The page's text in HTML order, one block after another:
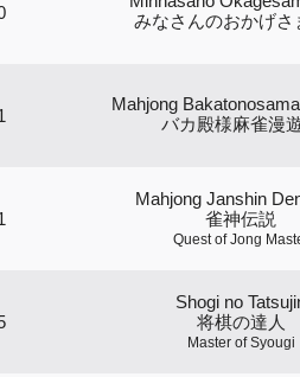
みなさんのおかげさ
Mahjong
バカ殿様麻雀漫
Mahjong Janshin
雀神伝説
Quest of Jong
Shogi no
将棋の達人
Master of Syougi